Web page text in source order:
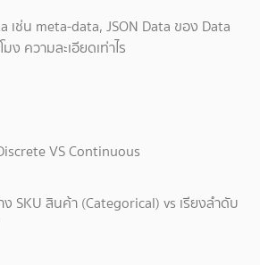
ช่น meta-data, JSON Data ของ Data
ง ความละเอียดเท่าไร
VS Continuous
SKU สินค้า (Categorical) vs เรียงลำดับ